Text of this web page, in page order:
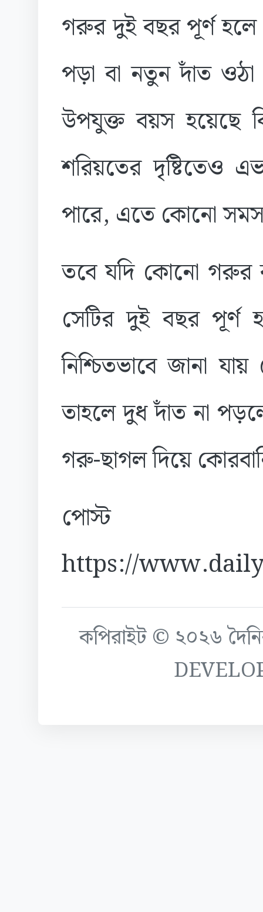
গরুর দুই বছর পূর্ণ হলে
পড়া বা নতুন দাঁত
উপযুক্ত বয়স হয়েছে
শরিয়তের দৃষ্টিতেও
পারে, এতে কোনো
তবে যদি কোনো গরুর
সেটির দুই বছর পূর্ণ
নিশ্চিতভাবে জানা
তাহলে দুধ দাঁত না
গরু-ছাগল দিয়ে
https://
কপিরাইট © ২০২৬